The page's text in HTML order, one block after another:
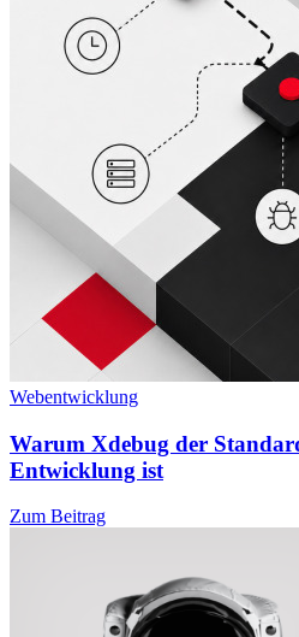
Webentwicklung
Warum Xdebug der
Entwicklung ist
Zum Beitrag